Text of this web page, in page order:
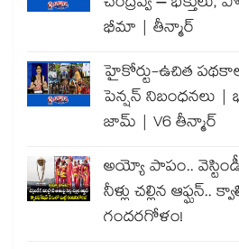
భీమా | తీన్మార్
హైకోర్టు-ఉచిత
పెన్షన్ నిబంధనలు |
జామ్ | V6 తీన్మార్
అయ్యో పాపం..
నీళ్లు చల్లిన ఆఫ్ఘన్..
గందరగోళం!